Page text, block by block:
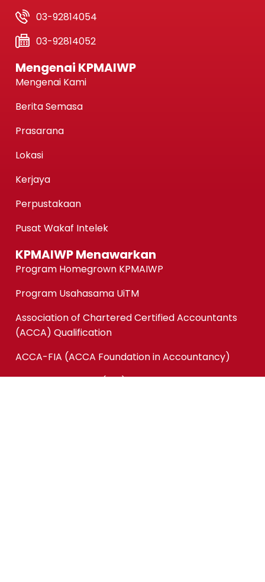
03-92814054
03-92814052
Mengenai KPMAIWP
Mengenai Kami
Berita Semasa
Prasarana
Lokasi
Kerjaya
Perpustakaan
Pusat Wakaf Intelek
KPMAIWP Menawarkan
Program Homegrown KPMAIWP
Program Usahasama UiTM
Association of Chartered Certified Accountants
(ACCA) Qualification
ACCA-FIA (ACCA Foundation in Accountancy)
Micro-credentials (MC)